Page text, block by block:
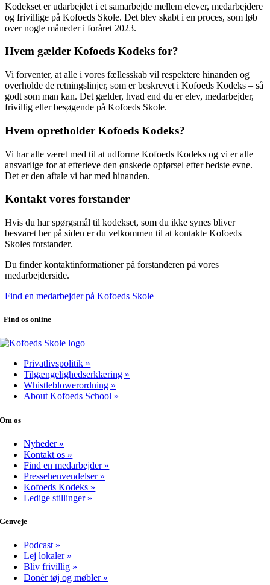
Kodekset er udarbejdet i et samarbejde mellem elever, medarbejdere
og frivillige på Kofoeds Skole. Det blev skabt i en proces, som løb
over nogle måneder i foråret 2023.
Hvem gælder Kofoeds Kodeks for?
Vi forventer, at alle i vores fællesskab vil respektere hinanden og
overholde de retningslinjer, som er beskrevet i Kofoeds Kodeks – så
godt som man kan. Det gælder, hvad end du er elev, medarbejder,
frivillig eller besøgende på Kofoeds Skole.
Hvem opretholder Kofoeds Kodeks?
Vi har alle været med til at udforme Kofoeds Kodeks og vi er alle
ansvarlige for at efterleve den ønskede opførsel efter bedste evne.
Det er den aftale vi har med hinanden.
Kontakt vores forstander
Hvis du har spørgsmål til kodekset, som du ikke synes bliver
besvaret her på siden er du velkommen til at kontakte Kofoeds
Skoles forstander.
Du finder kontaktinformationer på forstanderen på vores
medarbejderside.
Find en medarbejder på Kofoeds Skole
Find os online
Privatlivspolitik »
Tilgængelighedserklæring »
Whistleblowerordning »
About Kofoeds School »
Om os
Nyheder »
Kontakt os »
Find en medarbejder »
Pressehenvendelser »
Kofoeds Kodeks »
Ledige stillinger »
Genveje
Podcast »
Lej lokaler »
Bliv frivillig »
Donér tøj og møbler »